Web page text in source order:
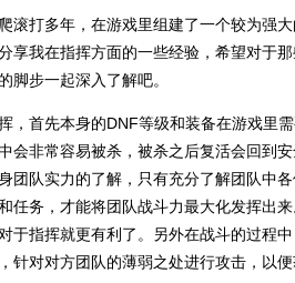
打多年，在游戏里组建了一个较为强大
享我在指挥方面的一些经验，希望对于
脚步一起深入了解吧。
首先本身的DNF等级和装备在游戏里需
会非常容易被杀，被杀之后复活会回到
团队实力的了解，只有充分了解团队中
任务，才能将团队战斗力最大化发挥出
于指挥就更有利了。另外在战斗的过程
针对对方团队的薄弱之处进行攻击，以